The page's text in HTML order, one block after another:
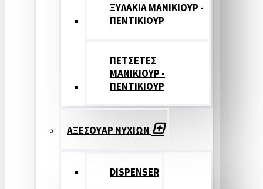
ΞΥΛΑΚΙΑ ΜΑΝΙΚΙΟΥΡ -
ΠΕΝΤΙΚΙΟΥΡ
ΠΕΤΣΕΤΕΣ
ΜΑΝΙΚΙΟΥΡ -
ΠΕΝΤΙΚΙΟΥΡ
ΑΞΕΣΟΥΑΡ ΝΥΧΙΩΝ
DISPENSER